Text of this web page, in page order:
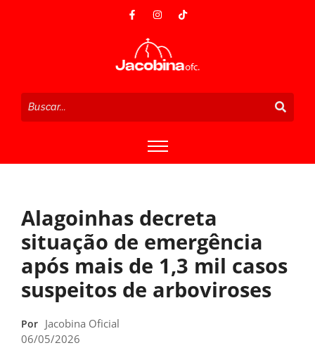
Alagoinhas decreta
situação de emergência
após mais de 1,3 mil casos
suspeitos de arboviroses
Por Jacobina Oficial
06/05/2026